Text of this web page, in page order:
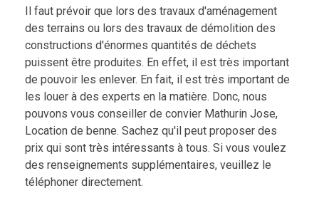
Il faut prévoir que lors des travaux d'aménagement
des terrains ou lors des travaux de démolition des
constructions d'énormes quantités de déchets
puissent être produites. En effet, il est très important
de pouvoir les enlever. En fait, il est très important de
les louer à des experts en la matière. Donc, nous
pouvons vous conseiller de convier Mathurin Jose,
Location de benne. Sachez qu'il peut proposer des
prix qui sont très intéressants à tous. Si vous voulez
des renseignements supplémentaires, veuillez le
téléphoner directement.